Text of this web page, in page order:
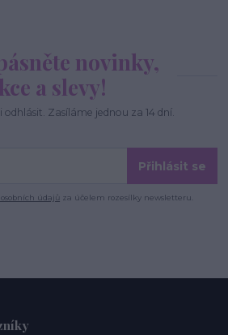
novinky,
a slevy!
odhlásit. Zasíláme jednou za 14 dní.
Přihlásit se
údajů za účelem rozesílky newsletteru.